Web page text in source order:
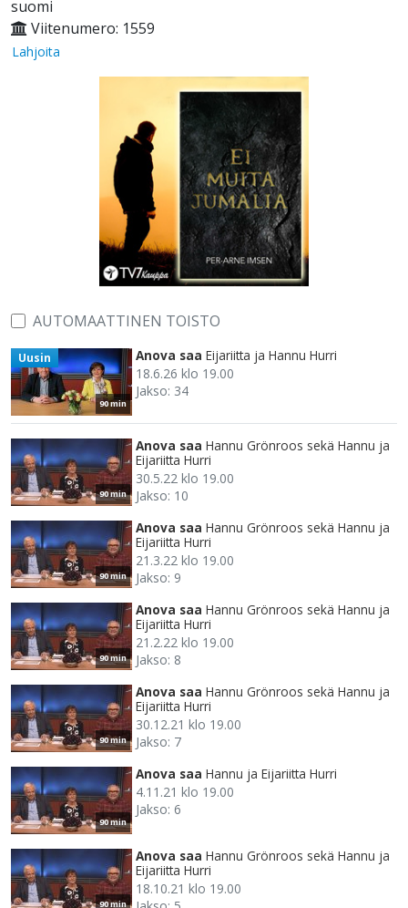
suomi
Viitenumero: 1559
Lahjoita
AUTOMAATTINEN TOISTO
90 min
Uusin Anova saa Eijariitta ja Hannu Hurri
18.6.26 klo 19.00
Jakso: 34
90 min
Anova saa Hannu Grönroos sekä Hannu ja
Eijariitta Hurri
30.5.22 klo 19.00
Jakso: 10
90 min
Anova saa Hannu Grönroos sekä Hannu ja
Eijariitta Hurri
21.3.22 klo 19.00
Jakso: 9
90 min
Anova saa Hannu Grönroos sekä Hannu ja
Eijariitta Hurri
21.2.22 klo 19.00
Jakso: 8
90 min
Anova saa Hannu Grönroos sekä Hannu ja
Eijariitta Hurri
30.12.21 klo 19.00
Jakso: 7
90 min
Anova saa Hannu ja Eijariitta Hurri
4.11.21 klo 19.00
Jakso: 6
90 min
Anova saa Hannu Grönroos sekä Hannu ja
Eijariitta Hurri
18.10.21 klo 19.00